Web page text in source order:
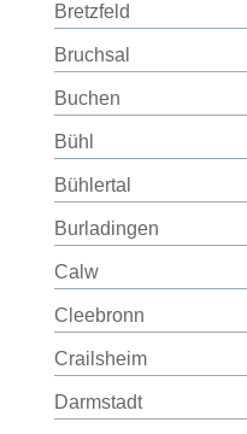
Bretzfeld
Bruchsal
Buchen
Bühl
Bühlertal
Burladingen
Calw
Cleebronn
Crailsheim
Darmstadt